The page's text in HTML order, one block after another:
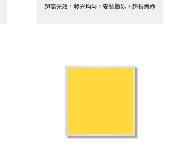
超高光效，發光均勻，安裝簡易，超長壽命